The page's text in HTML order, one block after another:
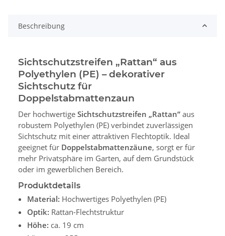
Beschreibung
Sichtschutzstreifen „Rattan“ aus
Polyethylen (PE) – dekorativer
Sichtschutz für
Doppelstabmattenzaun
Der hochwertige Sichtschutzstreifen „Rattan“ aus
robustem Polyethylen (PE) verbindet zuverlässigen
Sichtschutz mit einer attraktiven Flechtoptik. Ideal
geeignet für Doppelstabmattenzäune, sorgt er für
mehr Privatsphäre im Garten, auf dem Grundstück
oder im gewerblichen Bereich.
Produktdetails
Material: Hochwertiges Polyethylen (PE)
Optik: Rattan-Flechtstruktur
Höhe: ca. 19 cm